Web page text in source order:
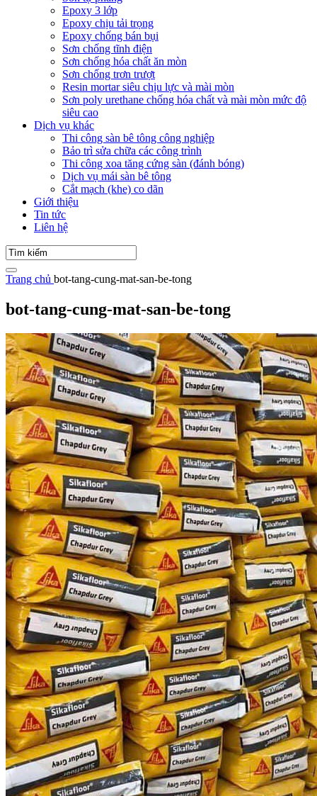
Epoxy 3 lớp
Epoxy chịu tải trọng
Epoxy chống bán bụi
Sơn chống tĩnh điện
Sơn chống hóa chất ăn mòn
Sơn chống trơn trượt
Resin mortar siêu chịu lực và mài mòn
Sơn poly urethane chống hóa chất và mài mòn mức độ
siêu cao
Dịch vụ khác
Thi công sàn bê tông công nghiệp
Bảo trì sửa chữa các công trình
Thi công xoa tăng cứng sàn (đánh bóng)
Dịch vụ mái sàn bê tông
Cắt mạch (khe) co dãn
Giới thiệu
Tin tức
Liên hệ
Trang chủ bot-tang-cung-mat-san-be-tong
bot-tang-cung-mat-san-be-tong